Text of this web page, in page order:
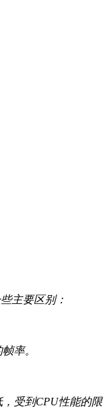
主要区别：
率。
受到CPU性能的限